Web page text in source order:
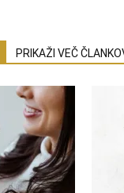
PRIKAŽI VEČ